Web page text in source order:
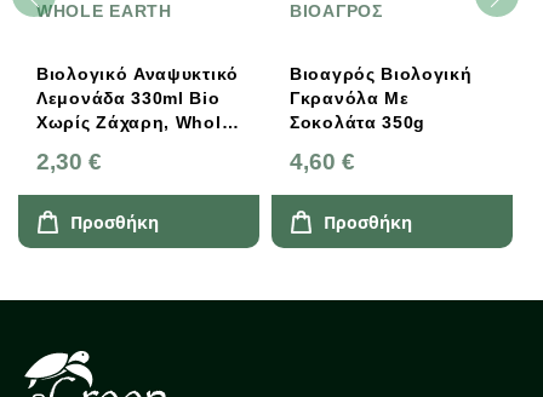
WHOLE EARTH
Βιολογικό Αναψυκτικό
Λεμονάδα 330ml Bio
Χωρίς Ζάχαρη, Whole
2,30 €
Προσθήκη
ΒΙΟΑΓΡΟΣ
Βιοαγρός Βιολογική
Γκρανόλα Με
Σοκολάτα 350g
4,60 €
Προσθήκη